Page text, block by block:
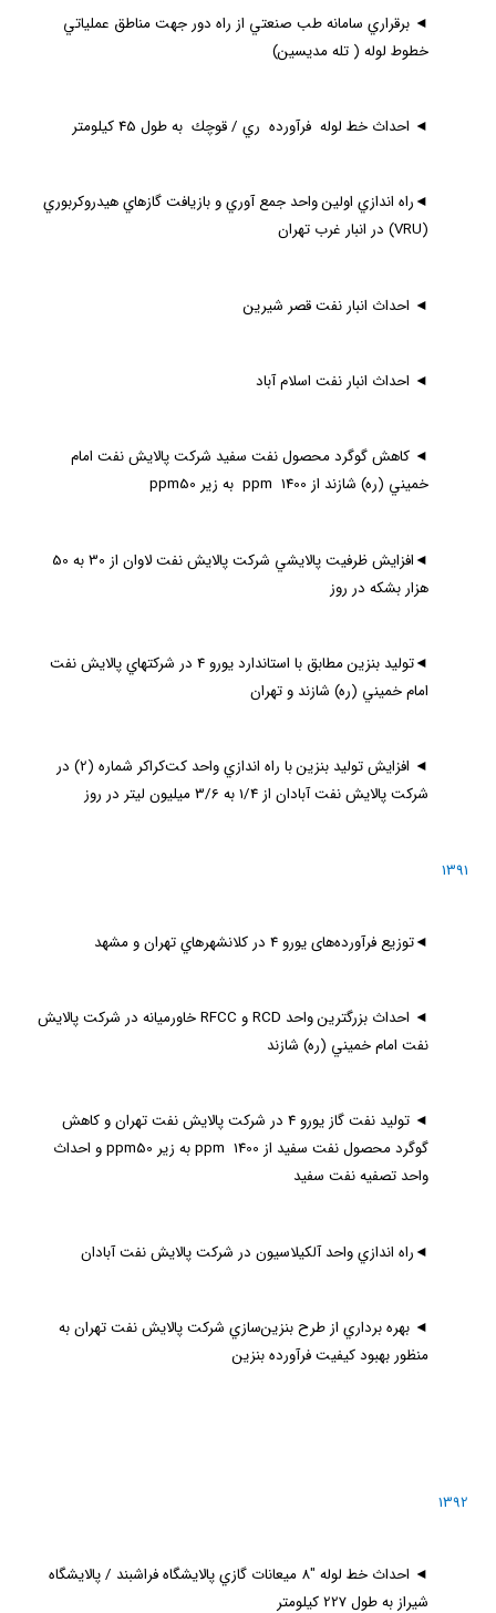
◄ برقراري سامانه طب صنعتي از راه دور جهت مناطق عملياتي
خطوط لوله ( تله مديسين)
◄ احداث خط لوله فرآورده‌ ري / قوچك به طول 45 كيلومتر
◄راه اندازي اولين واحد جمع آوري و بازيافت گازهاي هيدروكربوري
(
VRU)‌ در انبار غرب تهران
◄ احداث انبار نفت قصر شيرين
◄ احداث انبار نفت اسلام آباد
◄ كاهش گوگرد محصول نفت سفيد شركت پالايش نفت امام
خميني (ره) شازند از
ppm 1400 به زير ppm50
◄
افزايش ظرفيت پالايشي شركت پالايش نفت لاوان از 30 به 50
هزار بشكه در روز
◄
توليد بنزين مطابق با استاندارد يورو 4 در شركتهاي پالايش نفت
امام خميني (ره) شازند و تهران
◄
افزايش توليد بنزين با راه اندازي واحد كت‌كراكر شماره (2) در
شركت پالايش نفت آبادان از 1/4 به 3/6 ميليون ليتر در روز
1391
◄توزیع فرآورده‌های یورو 4 در كلانشهرهاي تهران و مشهد
◄ احداث بزرگترين واحد RCDو RFCCخاورميانه در شركت پالايش
نفت امام خميني (ره) شازند
◄
توليد نفت گاز يورو 4 در شركت پالايش نفت تهران و كاهش
گوگرد محصول نفت سفيد از
ppm 1400 به زير ppm50 و احداث
واحد تصفيه نفت سفيد
◄راه اندازي واحد آلكيلاسيون در شركت پالايش نفت آبادان
◄ بهره برداري از طرح بنزين‌سازي شركت پالايش نفت تهران به
منظور بهبود كيفيت فرآورده بنزين
1392
◄
احداث خط لوله "8 ميعانات گازي پالايشگاه فراشبند / پالايشگاه
شيراز به طول 227 كيلومتر